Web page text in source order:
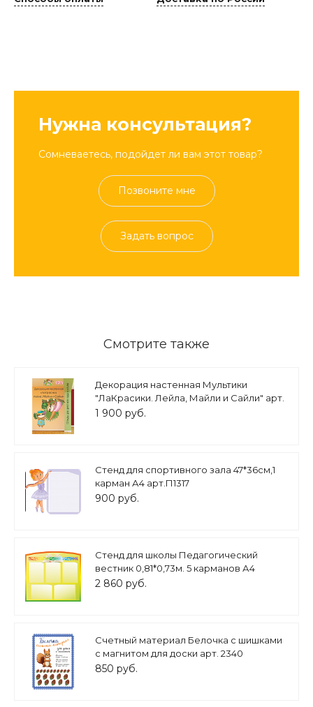
Нужна консультация?
Сомневаетесь, подойдет ли вам этот товар?
Позвоните мне
Задать вопрос
Смотрите также
Декорация настенная Мультики
"ЛаКрасики. Лейла, Майли и Сайли" арт.
Дек3407
1 900 руб.
Стенд для спортивного зала 47*36см,1
карман А4 арт.П1317
900 руб.
Стенд для школы Педагогический
вестник 0,81*0,73м. 5 карманов А4
арт.ШК501
2 860 руб.
Счетный материал Белочка с шишками
с магнитом для доски арт. 2340
850 руб.